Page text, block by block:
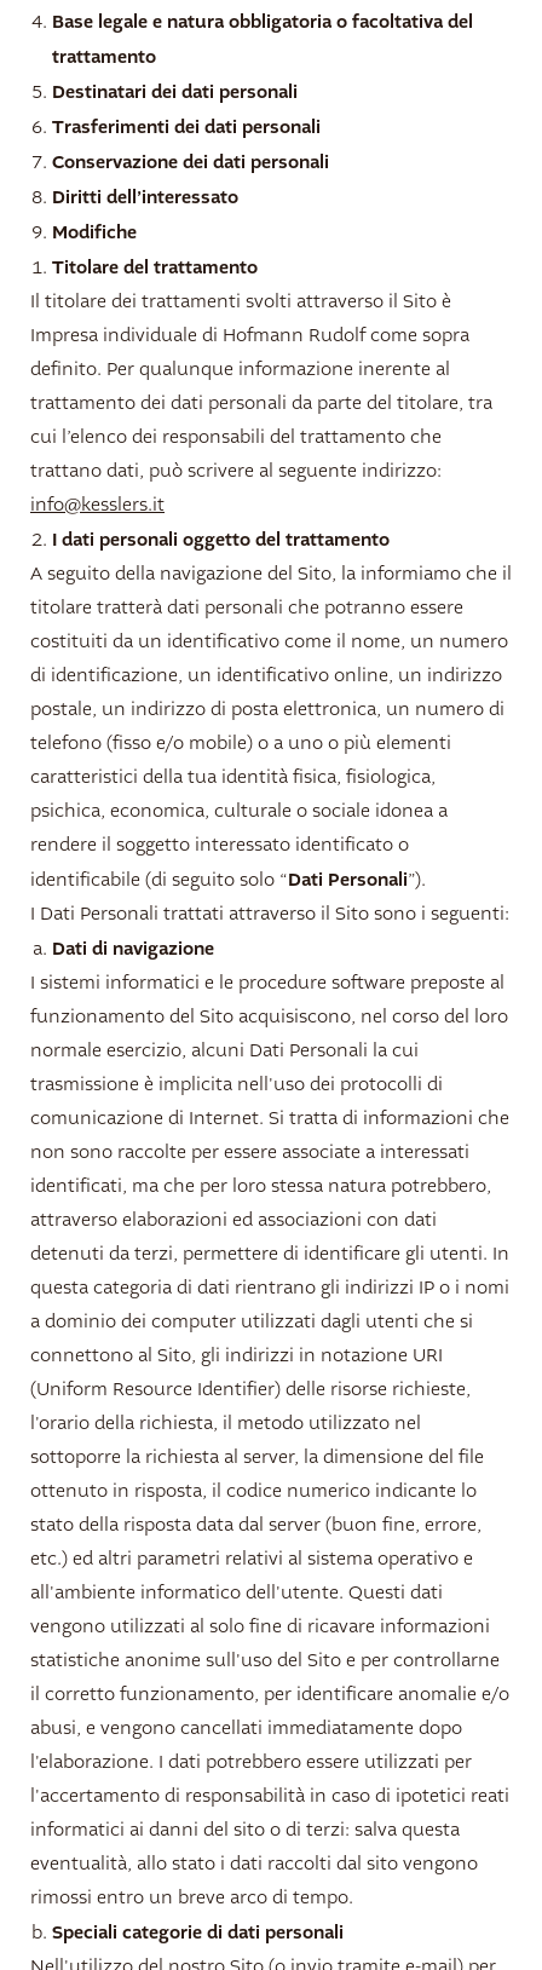
Base legale e natura obbligatoria o facoltativa del
trattamento
Destinatari dei dati personali
Trasferimenti dei dati personali
Conservazione dei dati personali
Diritti dell’interessato
Modifiche
Titolare del trattamento
Il titolare dei trattamenti svolti attraverso il Sito è
Impresa individuale di Hofmann Rudolf come sopra
definito. Per qualunque informazione inerente al
trattamento dei dati personali da parte del titolare, tra
cui l’elenco dei responsabili del trattamento che
trattano dati, può scrivere al seguente indirizzo:
info@kesslers.it
I dati personali oggetto del trattamento
A seguito della navigazione del Sito, la informiamo che il
titolare tratterà dati personali che potranno essere
costituiti da un identificativo come il nome, un numero
di identificazione, un identificativo online, un indirizzo
postale, un indirizzo di posta elettronica, un numero di
telefono (fisso e/o mobile) o a uno o più elementi
caratteristici della tua identità fisica, fisiologica,
psichica, economica, culturale o sociale idonea a
rendere il soggetto interessato identificato o
identificabile (di seguito solo “Dati Personali”).
I Dati Personali trattati attraverso il Sito sono i seguenti:
Dati di navigazione
I sistemi informatici e le procedure software preposte al
funzionamento del Sito acquisiscono, nel corso del loro
normale esercizio, alcuni Dati Personali la cui
trasmissione è implicita nell'uso dei protocolli di
comunicazione di Internet. Si tratta di informazioni che
non sono raccolte per essere associate a interessati
identificati, ma che per loro stessa natura potrebbero,
attraverso elaborazioni ed associazioni con dati
detenuti da terzi, permettere di identificare gli utenti. In
questa categoria di dati rientrano gli indirizzi IP o i nomi
a dominio dei computer utilizzati dagli utenti che si
connettono al Sito, gli indirizzi in notazione URI
(Uniform Resource Identifier) delle risorse richieste,
l'orario della richiesta, il metodo utilizzato nel
sottoporre la richiesta al server, la dimensione del file
ottenuto in risposta, il codice numerico indicante lo
stato della risposta data dal server (buon fine, errore,
etc.) ed altri parametri relativi al sistema operativo e
all'ambiente informatico dell'utente. Questi dati
vengono utilizzati al solo fine di ricavare informazioni
statistiche anonime sull'uso del Sito e per controllarne
il corretto funzionamento, per identificare anomalie e/o
abusi, e vengono cancellati immediatamente dopo
l'elaborazione. I dati potrebbero essere utilizzati per
l'accertamento di responsabilità in caso di ipotetici reati
informatici ai danni del sito o di terzi: salva questa
eventualità, allo stato i dati raccolti dal sito vengono
rimossi entro un breve arco di tempo.
Speciali categorie di dati personali